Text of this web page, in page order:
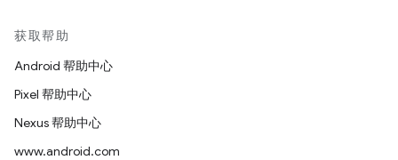
获取帮助
Android 帮助中心
Pixel 帮助中心
Nexus 帮助中心
www.android.com